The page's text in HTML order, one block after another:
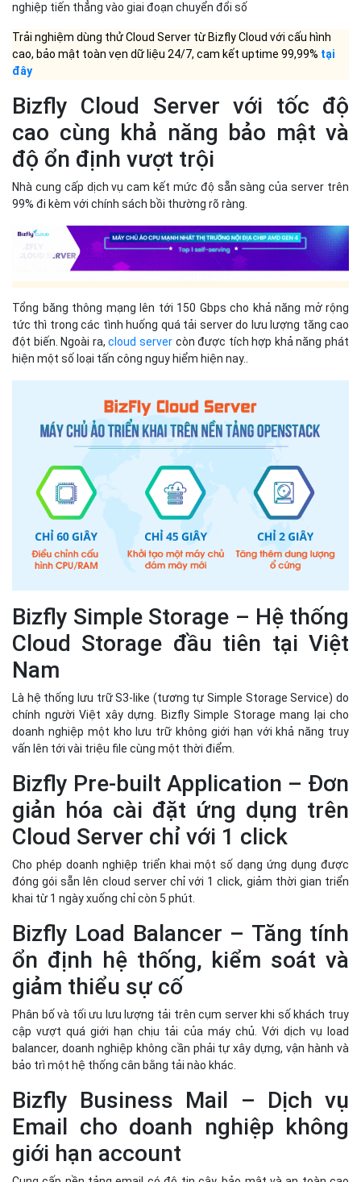
nghiệp tiến thẳng vào giai đoạn chuyển đổi số
Trải nghiệm dùng thử Cloud Server từ Bizfly Cloud với cấu hình
cao, bảo mật toàn vẹn dữ liệu 24/7, cam kết uptime 99,99% tại
đây
Bizfly Cloud Server với tốc độ
cao cùng khả năng bảo mật và
độ ổn định vượt trội
Nhà cung cấp dịch vụ cam kết mức độ sẵn sàng của server trên
99% đi kèm với chính sách bồi thường rõ ràng.
Tổng băng thông mạng lên tới 150 Gbps cho khả năng mở rộng
tức thì trong các tình huống quá tải server do lưu lượng tăng cao
đột biến. Ngoài ra,cloud servercòn được tích hợp khả năng phát
hiện một số loại tấn công nguy hiểm hiện nay..
Bizfly Simple Storage – Hệ thống
Cloud Storage đầu tiên tại Việt
Nam
Là hệ thống lưu trữ S3-like (tương tự Simple Storage Service) do
chính người Việt xây dựng. Bizfly Simple Storage mang lại cho
doanh nghiệp một kho lưu trữ không giới hạn với khả năng truy
vấn lên tới vài triệu file cùng một thời điểm.
Bizfly Pre-built Application – Đơn
giản hóa cài đặt ứng dụng trên
Cloud Server chỉ với 1 click
Cho phép doanh nghiệp triển khai một số dạng ứng dụng được
đóng gói sẵn lên cloud server chỉ với 1 click, giảm thời gian triển
khai từ 1 ngày xuống chỉ còn 5 phút.
Bizfly Load Balancer – Tăng tính
ổn định hệ thống, kiểm soát và
giảm thiểu sự cố
Phân bố và tối ưu lưu lượng tải trên cụm server khi số khách truy
cập vượt quá giới hạn chịu tải của máy chủ. Với dịch vụ load
balancer, doanh nghiệp không cần phải tự xây dựng, vận hành và
bảo trì một hệ thống cân bằng tải nào khác.
Bizfly Business Mail – Dịch vụ
Email cho doanh nghiệp không
giới hạn account